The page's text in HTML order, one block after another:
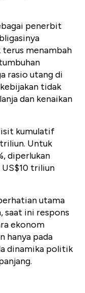
penerbit
terus menambah
rasio utang di
tidak
dan kenaikan
kumulatif
Untuk
diperlukan
triliun
utama
saat ini respons
ekonom
hanya pada
dinamika politik